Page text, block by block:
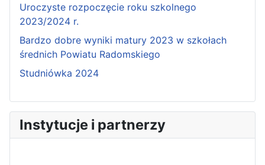
Uroczyste rozpoczęcie roku szkolnego
2023/2024 r.
Bardzo dobre wyniki matury 2023 w szkołach
średnich Powiatu Radomskiego
Studniówka 2024
Instytucje i partnerzy